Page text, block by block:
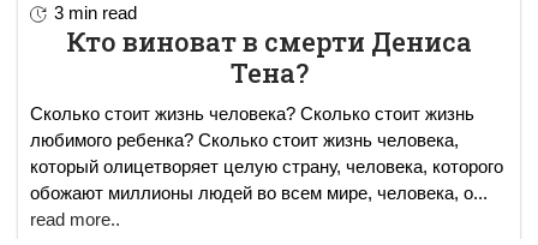
3 min read
Кто виноват в смерти Дениса
Тена?
Сколько стоит жизнь человека? Сколько стоит жизнь
любимого ребенка? Сколько стоит жизнь человека,
который олицетворяет целую страну, человека, которого
обожают миллионы людей во всем мире, человека, о...
read more..